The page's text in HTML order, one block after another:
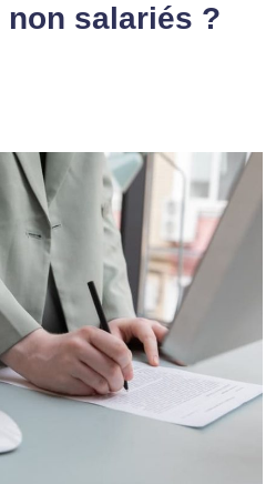
salariés ?